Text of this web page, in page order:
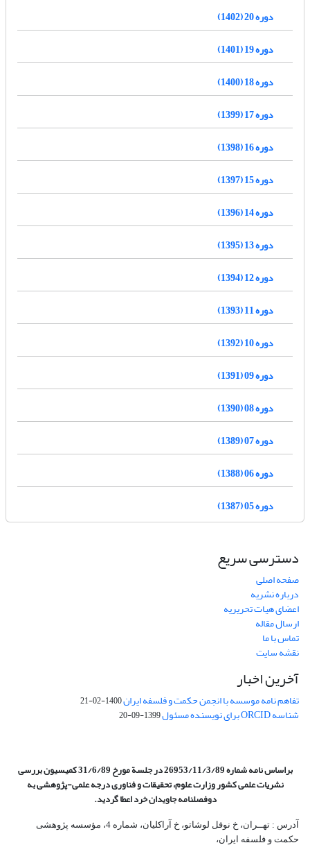
دوره 20 (1402)
دوره 19 (1401)
دوره 18 (1400)
دوره 17 (1399)
دوره 16 (1398)
دوره 15 (1397)
دوره 14 (1396)
دوره 13 (1395)
دوره 12 (1394)
دوره 11 (1393)
دوره 10 (1392)
دوره 09 (1391)
دوره 08 (1390)
دوره 07 (1389)
دوره 06 (1388)
دوره 05 (1387)
دسترسی سریع
صفحه اصلی
درباره نشریه
اعضای هیات تحریریه
ارسال مقاله
تماس با ما
نقشه سایت
آخرین اخبار
تفاهم نامه موسسه با انجمن حکمت و فلسفه ایران1400-02-21
شناسه ORCID برای نویسنده مسئول 1399-09-20
براساس نامه شماره 26953/11/3/89 در جلسة مورخ 31/6/89 کمیسیون
بررسی
نشریات علمی کشور وزارت علوم، تحقیقات و فناوری درجه علمی‌-پژوهشیبه
دوفصلنامه جاویدان خرد اعطا گردید.
آدرس : تهــران، خ نوفل لوشاتو، خ آراکلیان، شماره 4،‌ مؤسسه پژوهشی
حکمت و فلسفه ایران،‌